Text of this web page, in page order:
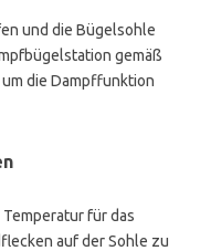
und die Bügelsohle
gemäß
die Dampffunktion
für das
auf der Sohle zu